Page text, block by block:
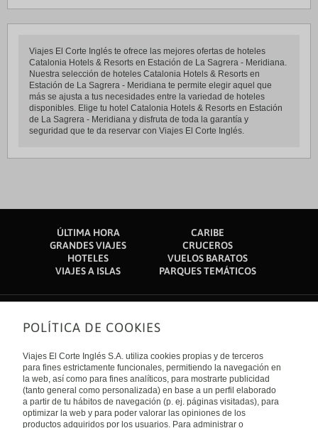
Viajes El Corte Inglés te ofrece las mejores ofertas de hoteles
Catalonia Hotels & Resorts en Estación de La Sagrera - Meridiana.
Nuestra selección de hoteles Catalonia Hotels & Resorts en
Estación de La Sagrera - Meridiana te permite elegir aquel que
más se ajusta a tus necesidades entre la variedad de hoteles
disponibles. Elige tu hotel Catalonia Hotels & Resorts en Estación
de La Sagrera - Meridiana y disfruta de toda la garantía y
seguridad que te da reservar con Viajes El Corte Inglés.
ÚLTIMA HORA
CARIBE
GRANDES VIAJES
CRUCEROS
HOTELES
VUELOS BARATOS
VIAJES A ISLAS
PARQUES TEMÁTICOS
Sobre nosotros
Quiénes somos
Financiación
Sostenibilidad
Turismo accesible
Tarjeta El Corte Inglés
Trabaja con nosotros
El Corte Inglés
Enlaces de interés
Guías de viaje
Catálogos
Auto check-in
Internacional
POLÍTICA DE COOKIES
Viajes El Corte Inglés S.A. utiliza cookies propias y de terceros
para fines estrictamente funcionales, permitiendo la navegación en
la web, así como para fines analíticos, para mostrarte publicidad
(tanto general como personalizada) en base a un perfil elaborado
a partir de tu hábitos de navegación (p. ej. páginas visitadas), para
optimizar la web y para poder valorar las opiniones de los
productos adquiridos por los usuarios. Para administrar o